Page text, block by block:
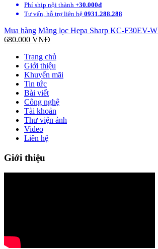
Phí ship nội thành +30.000đ
Tư vấn, hỗ trợ liên hệ 0931.288.288
Mua hàng Màng lọc Hepa Sharp KC-F30EV-W
680.000 VNĐ
Trang chủ
Giới thiệu
Khuyến mãi
Tin tức
Bài viết
Công nghệ
Tài khoản
Thư viện ảnh
Video
Liên hệ
Giới thiệu